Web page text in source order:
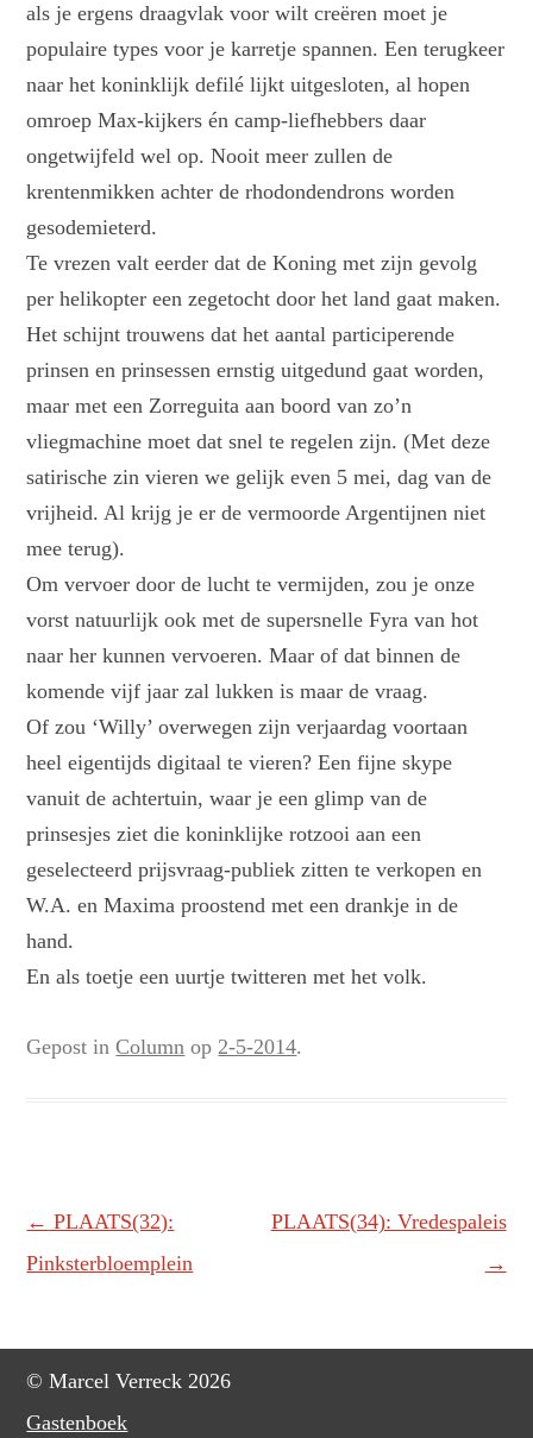
als je ergens draagvlak voor wilt creëren moet je
populaire types voor je karretje spannen. Een terugkeer
naar het koninklijk defilé lijkt uitgesloten, al hopen
omroep Max-kijkers én camp-liefhebbers daar
ongetwijfeld wel op. Nooit meer zullen de
krentenmikken achter de rhodondendrons worden
gesodemieterd.
Te vrezen valt eerder dat de Koning met zijn gevolg
per helikopter een zegetocht door het land gaat maken.
Het schijnt trouwens dat het aantal participerende
prinsen en prinsessen ernstig uitgedund gaat worden,
maar met een Zorreguita aan boord van zo’n
vliegmachine moet dat snel te regelen zijn. (Met deze
satirische zin vieren we gelijk even 5 mei, dag van de
vrijheid. Al krijg je er de vermoorde Argentijnen niet
mee terug).
Om vervoer door de lucht te vermijden, zou je onze
vorst natuurlijk ook met de supersnelle Fyra van hot
naar her kunnen vervoeren. Maar of dat binnen de
komende vijf jaar zal lukken is maar de vraag.
Of zou ‘Willy’ overwegen zijn verjaardag voortaan
heel eigentijds digitaal te vieren? Een fijne skype
vanuit de achtertuin, waar je een glimp van de
prinsesjes ziet die koninklijke rotzooi aan een
geselecteerd prijsvraag-publiek zitten te verkopen en
W.A. en Maxima proostend met een drankje in de
hand.
En als toetje een uurtje twitteren met het volk.
Gepost inColumn op 2-5-2014.
Berichtnavigatie
← PLAATS(32):
Pinksterbloemplein
PLAATS(34): Vredespaleis
→
© Marcel Verreck 2026
Gastenboek